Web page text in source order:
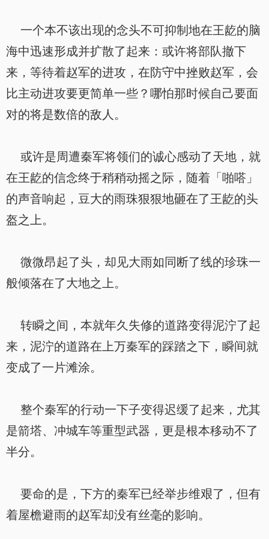
一个本不该出现的念头不可抑制地在王龁的脑
海中迅速形成并扩散了起来：或许将部队撤下
来，等待着赵军的进攻，在防守中挫败赵军，会
比主动进攻要更简单一些？哪怕那时候自己要面
对的将是数倍的敌人。
或许是周遭秦军将领们的诚心感动了天地，就
在王龁的信念终于稍稍动摇之际，随着「啪嗒」
的声音响起，豆大的雨珠狠狠地砸在了王龁的头
盔之上。
微微昂起了头，却见大雨如同断了线的珍珠一
般倾落在了大地之上。
转瞬之间，本就年久失修的道路变得泥泞了起
来，泥泞的道路在上万秦军的踩踏之下，瞬间就
变成了一片滩涂。
整个秦军的行动一下子变得迟缓了起来，尤其
是箭塔、冲城车等重型武器，更是根本移动不了
半分。
要命的是，下方的秦军已经举步维艰了，但有
着屋檐避雨的赵军却没有丝毫的影响。